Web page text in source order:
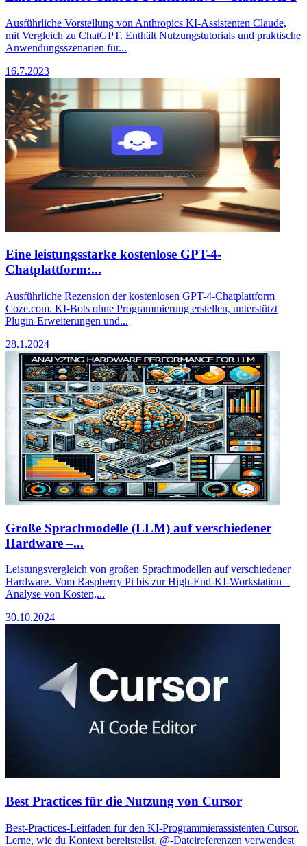
Ausführliche Vorstellung von Anthropics KI-Assistenten Claude,
mit Vergleich zu ChatGPT. Enthält Nutzungstutorials und praktische
Anwendungsszenarien für...
16.7.2023
Eine leistungsstarke kostenlose GPT-4-
Chatplattform:...
Ausführliche Rezension der kostenlosen GPT-4-Chatplattform
Coze.com. KI-Bots ohne Programmierung erstellen, unterstützt
Plugin-Erweiterungen und...
28.1.2024
Große Sprachmodelle (LLM) auf verschiedener
Hardware –...
Leistungsvergleich von großen Sprachmodellen auf verschiedener
Hardware. Vom Raspberry Pi bis zur High-End-KI-Workstation –
Analyse von Kosten,...
30.10.2024
Best Practices für die Nutzung von Cursor
Best-Practices-Leitfaden für den KI-Programmierassistenten Cursor.
Lerne, wie du Kontext bereitstellst, @-Dateireferenzen verwendest